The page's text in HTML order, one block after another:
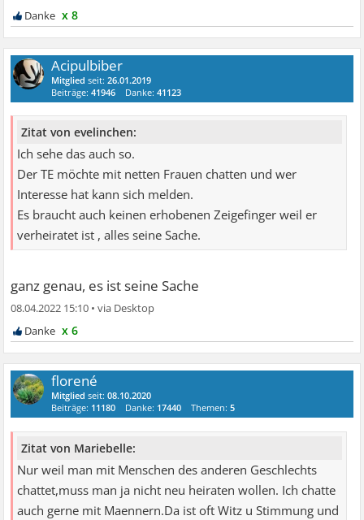
x 8
Acipulbiber
Mitglied seit:26.01.2019
Beiträge:41946 Danke:41123
Zitat von evelinchen:
Ich sehe das auch so.
Der TE möchte mit netten Frauen chatten und wer
Interesse hat kann sich melden.
Es braucht auch keinen erhobenen Zeigefinger weil er
verheiratet ist , alles seine Sache.
ganz genau, es ist seine Sache
08.04.2022 15:10 •
x 6
florené
Mitglied seit:08.10.2020
Beiträge: 11180 Danke: 17440 Themen:5
Zitat von Mariebelle:
Nur weil man mit Menschen des anderen Geschlechts
chattet,muss man ja nicht neu heiraten wollen. Ich chatte
auch gerne mit Maennern.Da ist oft Witz u Stimmung und